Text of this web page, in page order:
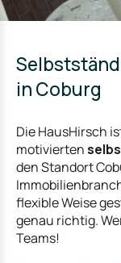
in Coburg
Die HausHirsch
motivierten
den Standort
flexible Weise
genau richtig.
Teams!